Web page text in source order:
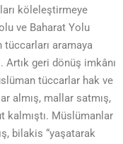
köleleştirmeye
ve Baharat Yolu
tüccarları aramaya
geri dönüş imkânı
tüccarlar hak ve
almış, mallar satmış,
kalmıştı. Müslümanlar
bilakis “yaşatarak